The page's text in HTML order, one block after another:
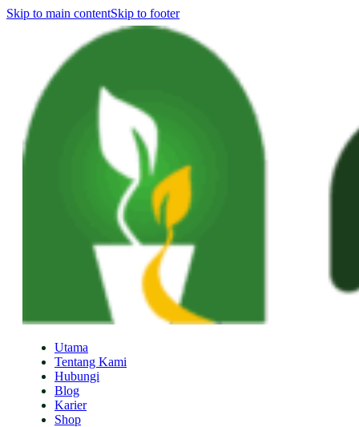
Skip to main contentSkip to footer
Utama
Tentang Kami
Hubungi
Blog
Karier
Shop